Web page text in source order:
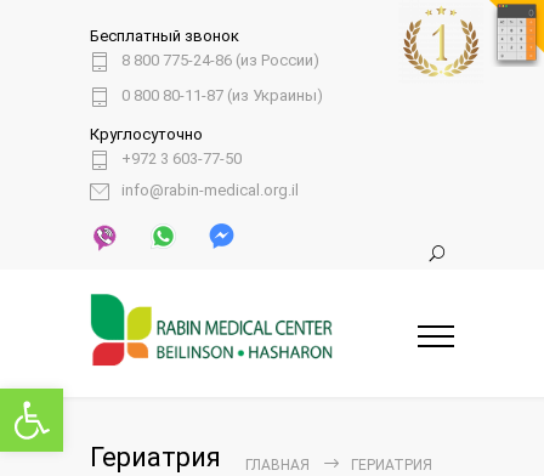
Открыть панель инструментов
Бесплатный звонок
8 800 775-24-86 (из России)
0 800 80-11-87 (из Украины)
Круглосуточно
+972 3 603-77-50
info@rabin-medical.org.il
Гериатрия ГЛАВНАЯ ГЕРИАТРИЯ